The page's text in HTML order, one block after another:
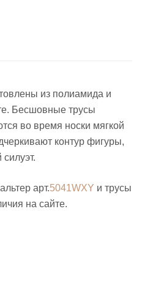
из полиамида и
Бесшовные трусы
во время носки мягкой
контур фигуры,
арт.5041WXY и трусы
на сайте.